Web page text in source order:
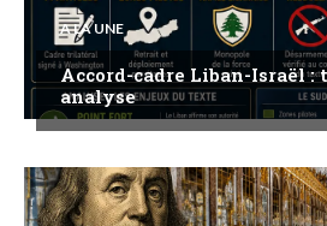
A LA UNE
Accord-cadre Liban-Israël :
analyse